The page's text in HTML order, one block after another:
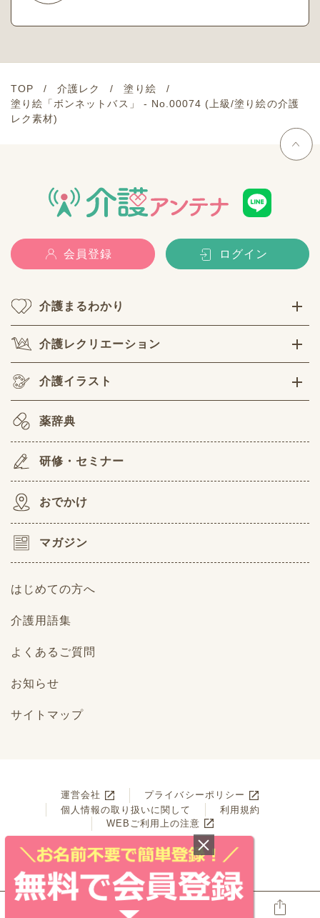
TOP 介護レク
塗り絵
塗り絵「ボンネットバス」 - No.00074 (上級/塗り絵の介護
レク素材)
会員登録 ログイン
介護まるわかり
介護レクリエーション
介護イラスト
薬辞典
研修・セミナー
おでかけ
マガジン
はじめての方へ
介護用語集
よくあるご質問
お知らせ
サイトマップ
運営会社
プライバシーポリシー
個人情報の取り扱いに関して
利用規約
WEBご利用上の注意
© Benesse Style Care Co.,Ltd. All Rights Reserved.